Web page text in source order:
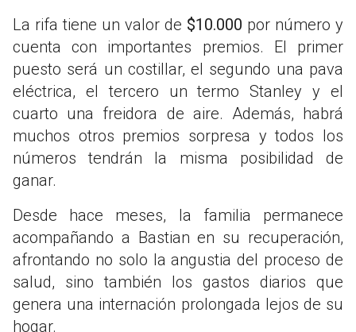
La rifa tiene un valor de $10.000 por número y
cuenta con importantes premios. El primer
puesto será un costillar, el segundo una pava
eléctrica, el tercero un termo Stanley y el
cuarto una freidora de aire. Además, habrá
muchos otros premios sorpresa y todos los
números tendrán la misma posibilidad de
ganar.
Desde hace meses, la familia permanece
acompañando a Bastian en su recuperación,
afrontando no solo la angustia del proceso de
salud, sino también los gastos diarios que
genera una internación prolongada lejos de su
hogar.